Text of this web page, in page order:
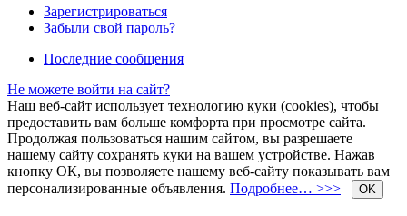
Зарегистрироваться
Забыли свой пароль?
Последние сообщения
Не можете войти на сайт?
Наш веб-сайт использует технологию куки (cookies), чтобы
предоставить вам больше комфорта при просмотре сайта.
Продолжая пользоваться нашим сайтом, вы разрешаете
нашему сайту сохранять куки на вашем устройстве. Нажав
кнопку ОК, вы позволяете нашему веб-сайту показывать вам
персонализированные объявления. Подробнее… >>> OK